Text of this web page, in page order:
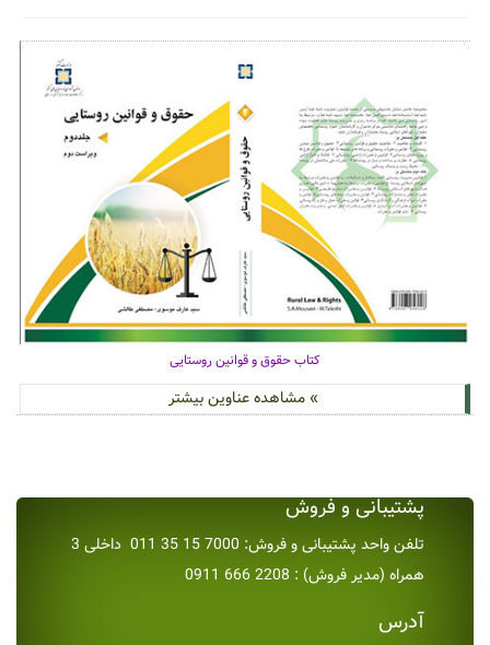
کتاب حقوق و قوانین روستایی
» مشاهده عناوین بیشتر
پشتیبانی و فروش
تلفن واحد پشتیبانی و فروش: 7000 15 35 011 داخلی 3
همراه (مدیر فروش) : 2208 666 0911
آدرس